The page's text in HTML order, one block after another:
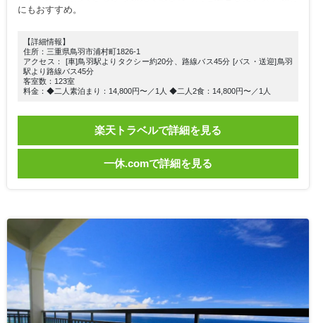
にもおすすめ。
【詳細情報】
住所：三重県鳥羽市浦村町1826-1
アクセス： [車]鳥羽駅よりタクシー約20分、路線バス45分 [バス・送迎]鳥羽
駅より路線バス45分
客室数：123室
料金：◆二人素泊まり：14,800円〜／1人 ◆二人2食：14,800円〜／1人
楽天トラベルで詳細を見る
一休.comで詳細を見る